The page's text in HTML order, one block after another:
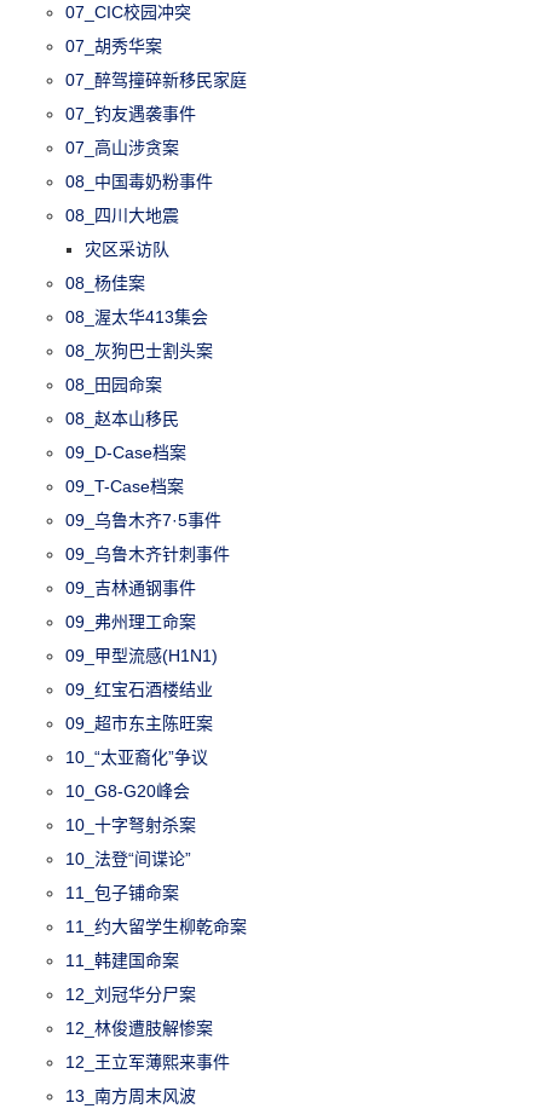
07_CIC校园冲突
07_胡秀华案
07_醉驾撞碎新移民家庭
07_钓友遇袭事件
07_高山涉贪案
08_中国毒奶粉事件
08_四川大地震
灾区采访队
08_杨佳案
08_渥太华413集会
08_灰狗巴士割头案
08_田园命案
08_赵本山移民
09_D-Case档案
09_T-Case档案
09_乌鲁木齐7·5事件
09_乌鲁木齐针刺事件
09_吉林通钢事件
09_弗州理工命案
09_甲型流感(H1N1)
09_红宝石酒楼结业
09_超市东主陈旺案
10_“太亚裔化”争议
10_G8-G20峰会
10_十字弩射杀案
10_法登“间谍论”
11_包子铺命案
11_约大留学生柳乾命案
11_韩建国命案
12_刘冠华分尸案
12_林俊遭肢解惨案
12_王立军薄熙来事件
13_南方周末风波